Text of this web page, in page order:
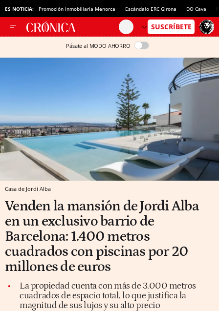
ES NOTICIA: Promoción inmobiliaria Menorca Escándalo ERC Girona DO Cava
Pásate al MODO AHORRO
Casa de Jordi Alba
Venden la mansión de Jordi Alba
en un exclusivo barrio de
Barcelona: 1.400 metros
cuadrados con piscinas por 20
millones de euros
La propiedad cuenta con más de 3.000 metros
cuadrados de espacio total, lo que justifica la
magnitud de sus lujos y su alto precio